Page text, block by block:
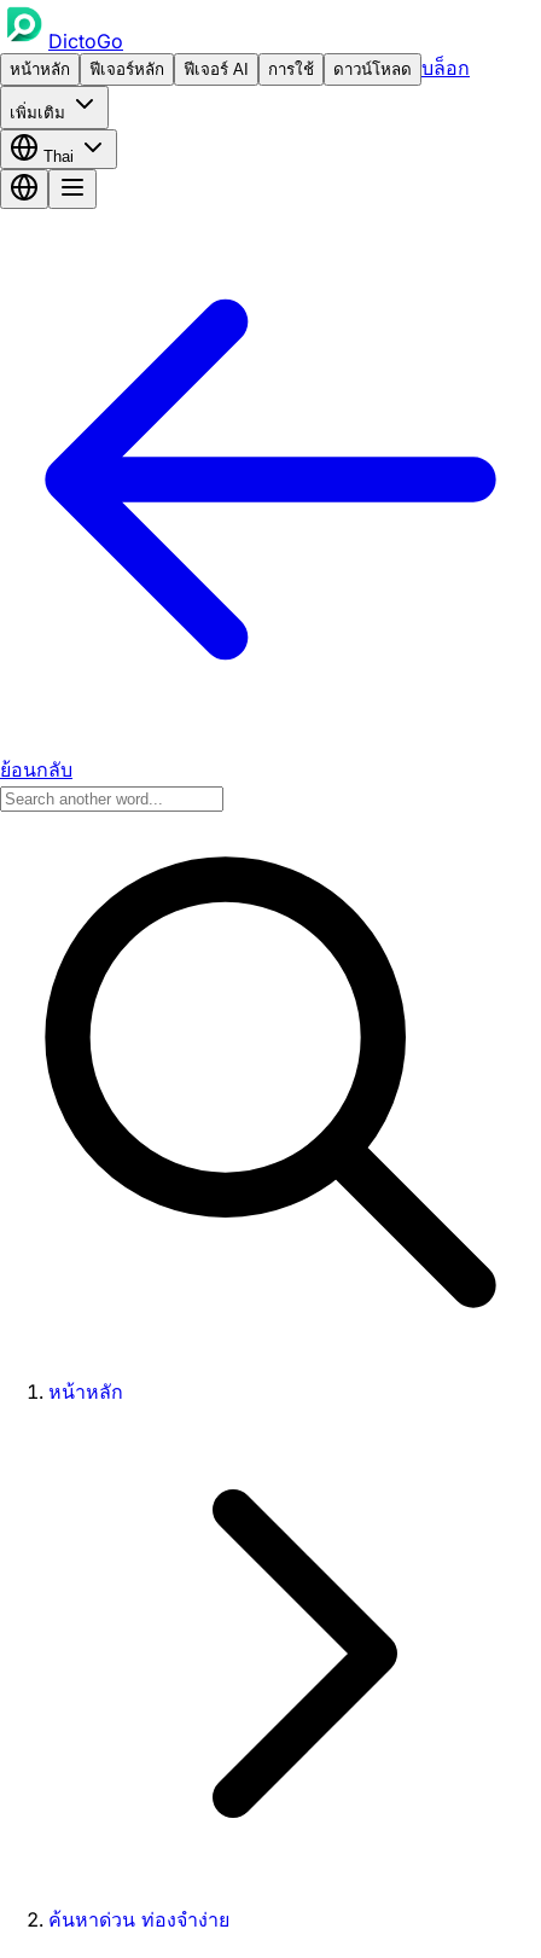
DictoGo
หน้าหลัก ฟีเจอร์หลัก ฟีเจอร์ AI การใช้ ดาวน์โหลด บล็อก
เพิ่มเติม
Thai
ย้อนกลับ
หน้าหลัก
ค้นหาด่วน ท่องจำง่าย